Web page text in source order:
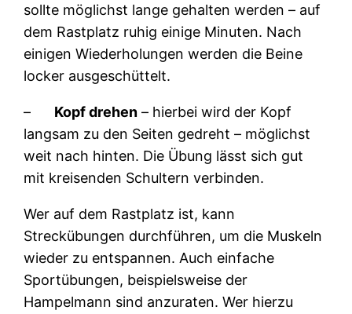
sollte möglichst lange gehalten werden – auf
dem Rastplatz ruhig einige Minuten. Nach
einigen Wiederholungen werden die Beine
locker ausgeschüttelt.
– Kopf drehen – hierbei wird der Kopf
langsam zu den Seiten gedreht – möglichst
weit nach hinten. Die Übung lässt sich gut
mit kreisenden Schultern verbinden.
Wer auf dem Rastplatz ist, kann
Streckübungen durchführen, um die Muskeln
wieder zu entspannen. Auch einfache
Sportübungen, beispielsweise der
Hampelmann sind anzuraten. Wer hierzu